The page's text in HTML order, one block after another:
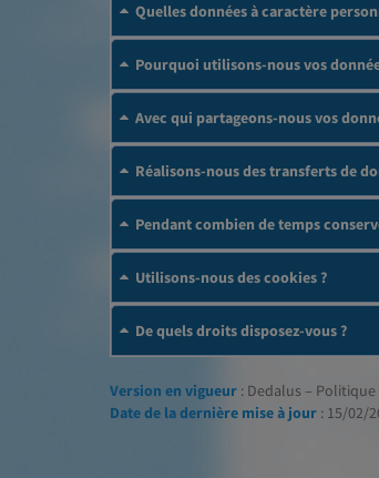
Quelles données à caractère
Pourquoi utilisons-nous vos
Avec qui partageons-nous vos
Réalisons-nous des transferts de
Pendant combien de temps
Utilisons-nous des cookies ?
De quels droits disposez-vous ?
Version en vigueur : Dedalus –
Date de la dernière mise à jour : 15/02/